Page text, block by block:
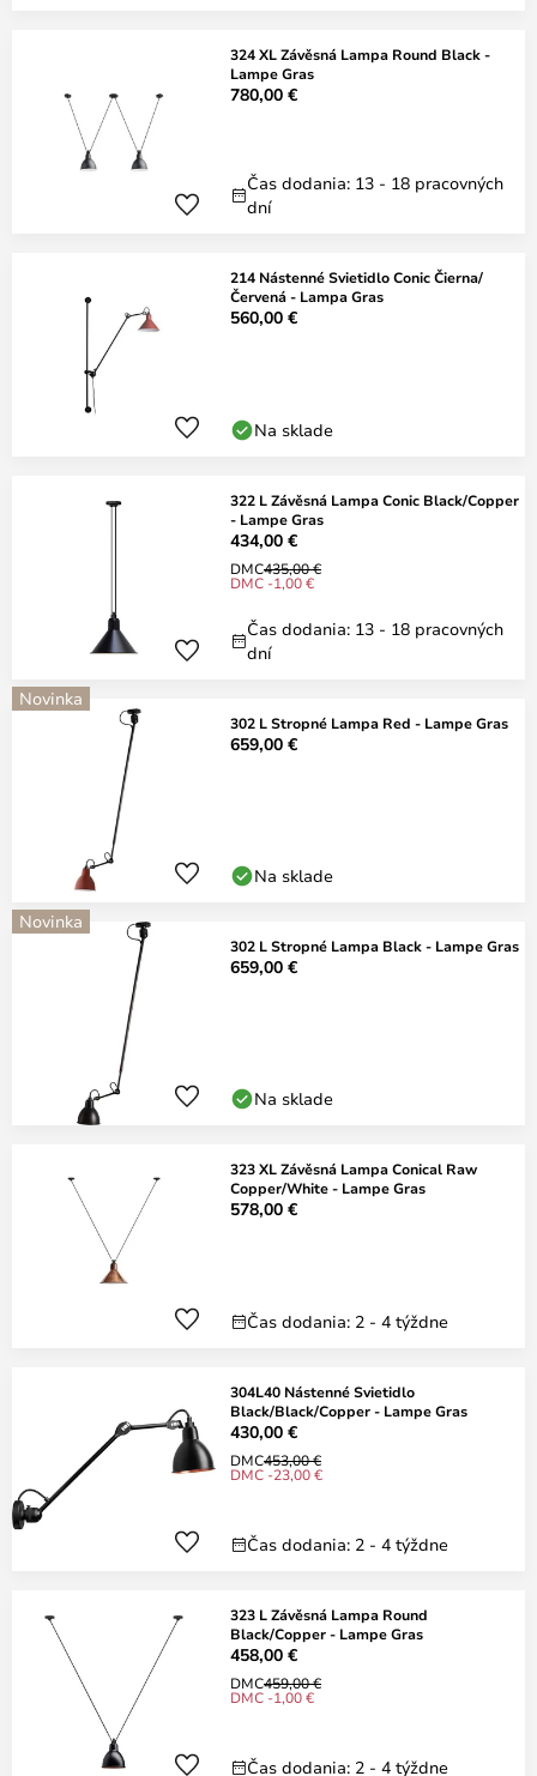
324 XL Závěsná Lampa Round Black -
Lampe Gras
780,00 €
Čas dodania: 13 - 18 pracovných
dní
214 Nástenné Svietidlo Conic Čierna/
Červená - Lampa Gras
560,00 €
Na sklade
322 L Závěsná Lampa Conic Black/Copper
- Lampe Gras
434,00 €
DMC435,00 €
DMC -1,00 €
Čas dodania: 13 - 18 pracovných
dní
Novinka
302 L Stropné Lampa Red - Lampe Gras
659,00 €
Na sklade
Novinka
302 L Stropné Lampa Black - Lampe Gras
659,00 €
Na sklade
323 XL Závěsná Lampa Conical Raw
Copper/White - Lampe Gras
578,00 €
Čas dodania: 2 - 4 týždne
304L40 Nástenné Svietidlo
Black/Black/Copper - Lampe Gras
430,00 €
DMC453,00 €
DMC -23,00 €
Čas dodania: 2 - 4 týždne
323 L Závěsná Lampa Round
Black/Copper - Lampe Gras
458,00 €
DMC459,00 €
DMC -1,00 €
Čas dodania: 2 - 4 týždne